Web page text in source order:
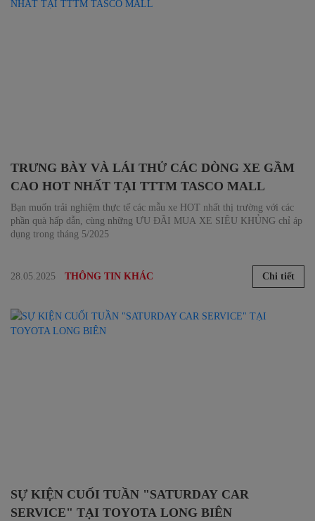
TRƯNG BÀY VÀ LÁI THỬ CÁC DÒNG XE GẦM
CAO HOT NHẤT TẠI TTTM TASCO MALL
Bạn muốn trải nghiệm thực tế các mẫu xe HOT nhất thị trường với các
phần quà hấp dẫn, cùng những ƯU ĐÃI MUA XE SIÊU KHỦNG chỉ áp
dụng trong tháng 5/2025
28.05.2025 THÔNG TIN KHÁC Chi tiết
SỰ KIỆN CUỐI TUẦN "SATURDAY CAR
SERVICE" TẠI TOYOTA LONG BIÊN